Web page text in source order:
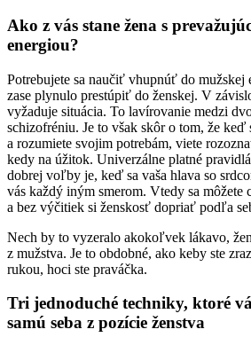
Ako z vás stane žena s
energiou?
Potrebujete sa naučiť vhupnúť do mužskej
zase plynulo prestúpiť do ženskej. V
vyžaduje situácia. To lavírovanie medzi
schizofréniu. Je to však skôr o tom, že keď
a rozumiete svojim potrebám, viete
kedy na úžitok. Univerzálne platné
dobrej voľby je, keď sa vaša hlava so
vás každý iným smerom. Vtedy sa
a bez výčitiek si ženskosť dopriať podľa
Nech by to vyzeralo akokoľvek lákavo,
z mužstva. Je to obdobné, ako keby ste
rukou, hoci ste praváčka.
Tri jednoduché techniky, ktoré
samú seba z pozície ženstva